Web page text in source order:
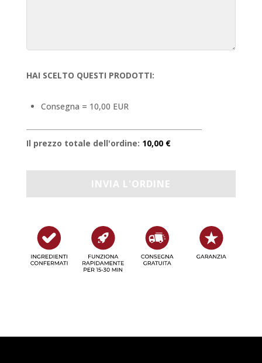
HAI SCELTO QUESTI PRODOTTI:
Consegna = 10,00 EUR
Il prezzo totale dell'ordine: 10,00 €